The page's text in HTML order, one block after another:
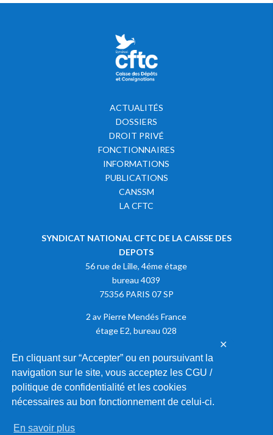
En cliquant sur “Accepter” ou en poursuivant la
navigation sur le site, vous acceptez les CGU /
politique de confidentialité et les cookies
nécessaires au bon fonctionnement de celui-ci.
En savoir plus
✕
ACTUALITÉS
DOSSIERS
DROIT PRIVÉ
FONCTIONNAIRES
INFORMATIONS
PUBLICATIONS
CANSSM
LA CFTC
SYNDICAT NATIONAL CFTC DE LA CAISSE DES
DEPOTS
56 rue de Lille, 4éme étage
bureau 4039
75356 PARIS 07 SP
2 av Pierre Mendés France
étage E2, bureau 028
Adhérer à la CFTC